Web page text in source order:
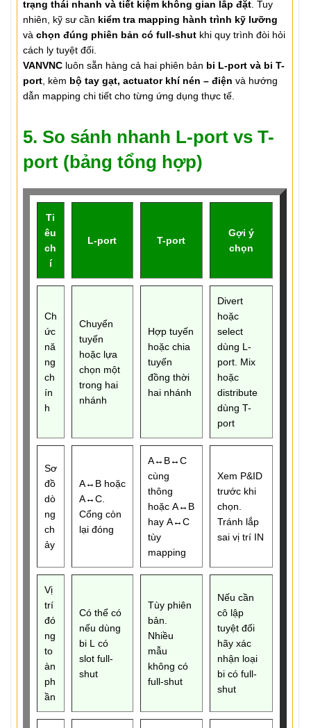
trạng thái nhanh và tiết kiệm không gian lắp đặt. Tuy
nhiên, kỹ sư cần kiểm tra mapping hành trình kỹ lưỡng
và chọn đúng phiên bản có full-shutkhi quy trình đòi hỏi
cách ly tuyệt đối.
VANVNCluôn sẵn hàng cả hai phiên bản bi L-port và bi T-
port, kèm bộ tay gạt, actuator khí nén – điện và hướng
dẫn mapping chi tiết cho từng ứng dụng thực tế.
5. So sánh nhanh L-port vs T-
port (bảng tổng hợp)
Ti
êu
ch
í
L-port T-port
Gợi ý
chọn
Ch
ức
nă
ng
ch
ín
h
Chuyển
tuyến
hoặc lựa
chọn một
trong hai
nhánh
Hợp tuyến
hoặc chia
tuyến
đồng thời
hai nhánh
Divert
hoặc
select
dùng L-
port. Mix
hoặc
distribute
dùng T-
port
Sơ
đồ
dò
ng
ch
ảy
A↔B hoặc
A↔C.
Cổng còn
lại đóng
A↔B↔C
cùng
thông
hoặc A↔B
hay A↔C
tùy
mapping
Xem P&ID
trước khi
chọn.
Tránh lắp
sai vị trí IN
Vị
trí
đó
ng
to
àn
ph
ần
Có thể có
nếu dùng
bi L có
slot full-
shut
Tùy phiên
bản.
Nhiều
mẫu
không có
full-shut
Nếu cần
cô lập
tuyệt đối
hãy xác
nhận loại
bi có full-
shut